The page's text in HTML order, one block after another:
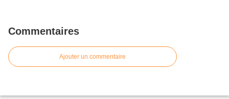
Commentaires
Ajouter un commentaire